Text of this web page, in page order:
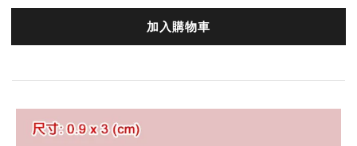
加入購物車